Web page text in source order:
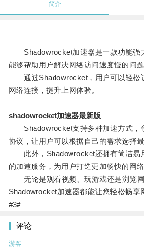
简介
Shadowrocket加速器是一款功能强
能够帮助用户解决网络访问速度慢的问题
通过Shadowrocket，用户可以轻松
网络连接，提升上网体验。
shadowrocket加速器最新版
Shadowrocket支持多种加速方式，
协议，让用户可以根据自己的需求选择
此外，Shadowrocket还拥有简洁易
的加速服务，为用户打造更加畅快的网络
无论是观看视频、玩游戏还是浏览网
Shadowrocket加速器都能让您轻松畅享
#3#
评论
游客